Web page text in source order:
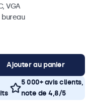
VGA
Ajouter au panier
5 000+ avis clients,
note de 4,8/5